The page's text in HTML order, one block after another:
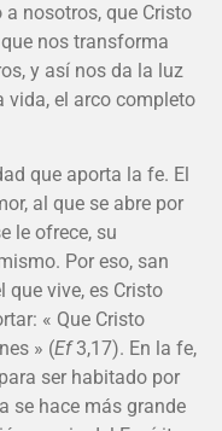
nosotros, que Cristo
nos transforma
y así nos da la luz
vida, el arco completo
que aporta la fe. El
al que se abre por
le ofrece, su
Por eso, san
que vive, es Cristo
« Que Cristo
» (Ef3,17). En la fe,
ser habitado por
se hace más grande